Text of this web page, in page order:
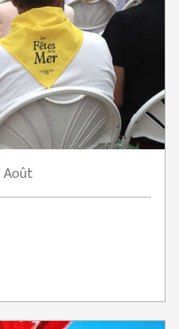
Août